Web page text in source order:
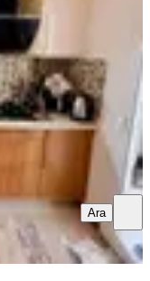
(Zemin)
Kaya
Ara